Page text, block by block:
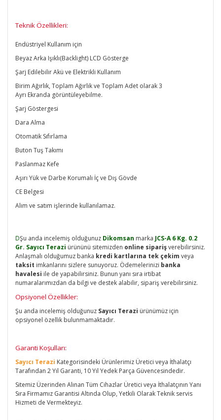
Teknik Özellikleri:
Endüstriyel Kullanım için
Beyaz Arka Işıklı(Backlight) LCD Gösterge
Şarj Edilebilir Akü ve Elektrikli Kullanım
Birim Ağırlık, Toplam Ağırlık ve Toplam Adet olarak 3
Ayrı Ekranda görüntüleyebilme.
Şarj Göstergesi
Dara Alma
Otomatik Sıfırlama
Buton Tuş Takımı
Paslanmaz Kefe
Aşırı Yük ve Darbe Korumalı İç ve Dış Gövde
CE Belgesi
Alım ve satım işlerinde kullanılamaz.
DŞu anda incelemiş olduğunuz Dikomsan marka JCS-A 6 Kg. 0.2
Gr. Sayıcı Terazi ürününü sitemizden online siparişverebilirsiniz.
Anlaşmalı olduğumuz banka kredi kartlarına tek çekim veya
taksit imkanlarını sizlere sunuyoruz. Ödemelerinizi banka
havalesi ile de yapabilirsiniz. Bunun yanı sıra irtibat
numaralarımızdan da bilgi ve destek alabilir, sipariş verebilirsiniz.
Opsiyonel Özellikler:
Şu anda incelemiş olduğunuz Sayıcı Terazi ürünümüz için
opsiyonel özellik bulunmamaktadır.
Garanti Koşulları:
Sayıcı Terazi Kategorisindeki Ürünlerimiz Üretici veya İthalatçı
Tarafından 2 Yıl Garanti, 10 Yıl Yedek Parça Güvencesindedir.
Sitemiz Üzerinden Alınan Tüm Cihazlar Üretici veya İthalatçının Yanı
Sıra Firmamız Garantisi Altında Olup, Yetkili Olarak Teknik servis
Hizmeti de Vermekteyiz.